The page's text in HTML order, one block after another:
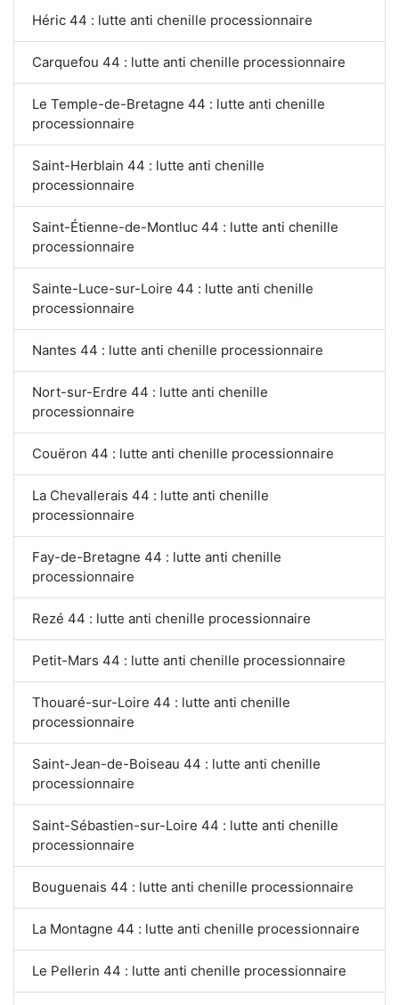
Héric 44 : lutte anti chenille processionnaire
Carquefou 44 : lutte anti chenille processionnaire
Le Temple-de-Bretagne 44 : lutte anti chenille
processionnaire
Saint-Herblain 44 : lutte anti chenille
processionnaire
Saint-Étienne-de-Montluc 44 : lutte anti chenille
processionnaire
Sainte-Luce-sur-Loire 44 : lutte anti chenille
processionnaire
Nantes 44 : lutte anti chenille processionnaire
Nort-sur-Erdre 44 : lutte anti chenille
processionnaire
Couëron 44 : lutte anti chenille processionnaire
La Chevallerais 44 : lutte anti chenille
processionnaire
Fay-de-Bretagne 44 : lutte anti chenille
processionnaire
Rezé 44 : lutte anti chenille processionnaire
Petit-Mars 44 : lutte anti chenille processionnaire
Thouaré-sur-Loire 44 : lutte anti chenille
processionnaire
Saint-Jean-de-Boiseau 44 : lutte anti chenille
processionnaire
Saint-Sébastien-sur-Loire 44 : lutte anti chenille
processionnaire
Bouguenais 44 : lutte anti chenille processionnaire
La Montagne 44 : lutte anti chenille processionnaire
Le Pellerin 44 : lutte anti chenille processionnaire